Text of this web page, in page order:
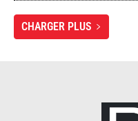
CHARGER PLUS